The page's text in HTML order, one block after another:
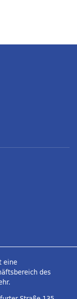
eine
des